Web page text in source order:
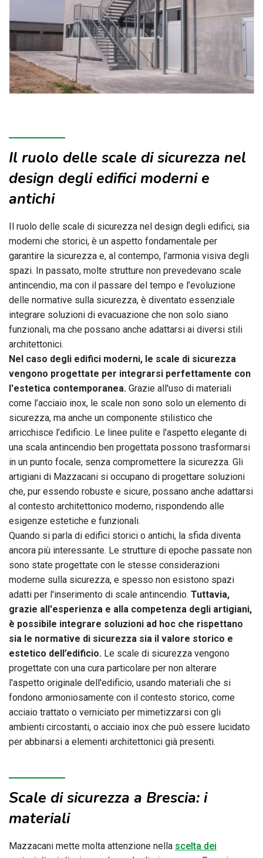
Il ruolo delle scale di sicurezza nel
design degli edifici moderni e
antichi
Il ruolo delle scale di sicurezza nel design degli edifici, sia
moderni che storici, è un aspetto fondamentale per
garantire la sicurezza e, al contempo, l’armonia visiva degli
spazi. In passato, molte strutture non prevedevano scale
antincendio, ma con il passare del tempo e l’evoluzione
delle normative sulla sicurezza, è diventato essenziale
integrare soluzioni di evacuazione che non solo siano
funzionali, ma che possano anche adattarsi ai diversi stili
architettonici.
Nel caso degli edifici moderni, le scale di sicurezza
vengono progettate per integrarsi perfettamente con
l'estetica contemporanea. Grazie all'uso di materiali
come l’acciaio inox, le scale non sono solo un elemento di
sicurezza, ma anche un componente stilistico che
arricchisce l’edificio. Le linee pulite e l'aspetto elegante di
una scala antincendio ben progettata possono trasformarsi
in un punto focale, senza compromettere la sicurezza. Gli
artigiani di Mazzacani si occupano di progettare soluzioni
che, pur essendo robuste e sicure, possano anche adattarsi
al contesto architettonico moderno, rispondendo alle
esigenze estetiche e funzionali.
Quando si parla di edifici storici o antichi, la sfida diventa
ancora più interessante. Le strutture di epoche passate non
sono state progettate con le stesse considerazioni
moderne sulla sicurezza, e spesso non esistono spazi
adatti per l'inserimento di scale antincendio. Tuttavia,
grazie all'esperienza e alla competenza degli artigiani,
è possibile integrare soluzioni ad hoc che rispettano
sia le normative di sicurezza sia il valore storico e
estetico dell’edificio. Le scale di sicurezza vengono
progettate con una cura particolare per non alterare
l'aspetto originale dell'edificio, usando materiali che si
fondono armoniosamente con il contesto storico, come
acciaio trattato o verniciato per mimetizzarsi con gli
ambienti circostanti, o acciaio inox che può essere lucidato
per abbinarsi a elementi architettonici già presenti.
Scale di sicurezza a Brescia: i
materiali
Mazzacani mette molta attenzione nella scelta dei